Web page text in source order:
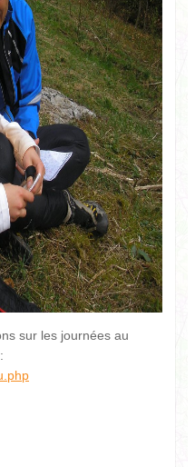
sur les journées au